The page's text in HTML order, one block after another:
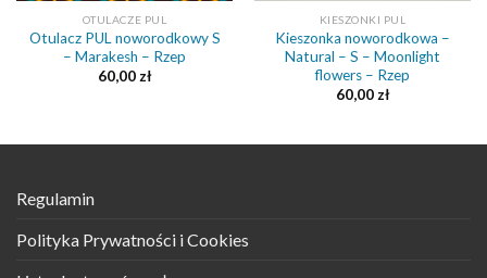
OTULACZE PUL
Otulacz PUL noworodkowy S
– Marakesh – Rzep
60,00 zł
KIESZONKI PUL
Kieszonka noworodkowa –
Natural – S – Moonlight
flowers – Rzep
60,00 zł
Regulamin
Polityka Prywatności i Cookies